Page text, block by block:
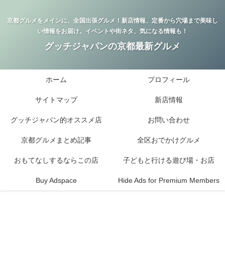
京都グルメをメインに、全国出張グルメ！新店情報、定番から穴場まで美味し
い情報をお届け。イベントや街ネタ、気になる情報も！
グッチジャパンの京都最新グルメ
ホーム プロフィール
サイトマップ 新店情報
グッチジャパン的オススメ店 お問い合わせ
京都グルメまとめ記事 全区おでかけグルメ
おもてなしするならこの店 子どもと行ける遊び場・お店
Buy Adspace Hide Ads for Premium Members